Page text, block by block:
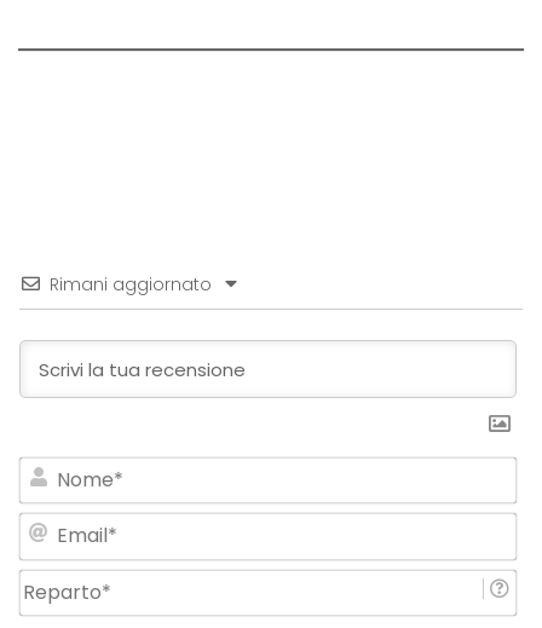
Rimani aggiornato